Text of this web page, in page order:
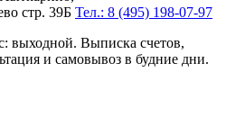
стр. 39Б Тел.: 8 (495) 198-07-97
выходной. Выписка счетов,
и самовывоз в будние дни.